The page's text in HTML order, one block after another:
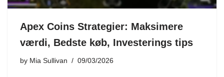
Apex Coins Strategier: Maksimere
værdi, Bedste køb, Investerings tips
by Mia Sullivan 09/03/2026